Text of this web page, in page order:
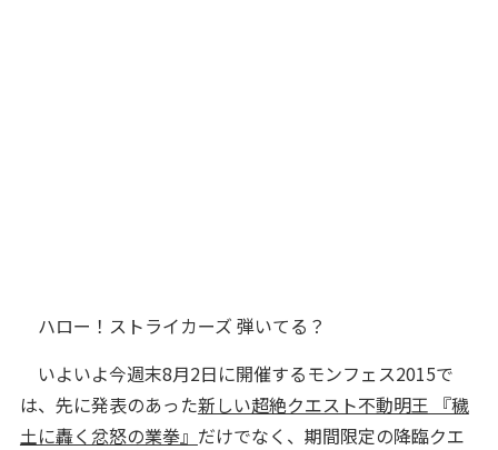
ハロー！ストライカーズ 弾いてる？
いよいよ今週末8月2日に開催するモンフェス2015で
は、先に発表のあった新しい超絶クエスト不動明王 『穢
土に轟く忿怒の業拳』 だけでなく、期間限定の降臨クエ